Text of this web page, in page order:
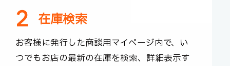
2 在庫検索
お客様に発行した商談用マイページ内で、い
つでもお店の最新の在庫を検索、詳細表示す